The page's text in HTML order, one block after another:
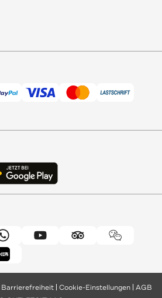
Barrierefreiheit Cookie-Einstellungen AGB